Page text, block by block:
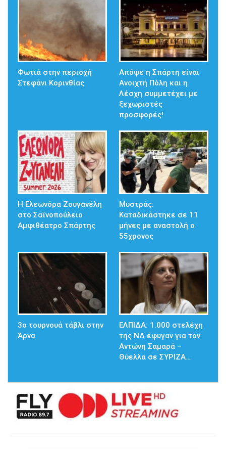
Φωτιά στην περιοχή
Στεφάνι Κορινθίας
Απόψε η Σπάρτη είναι
Ανοιχτή Πόλη και η
Λέσχη συμμετέχει με
ξεχωριστές
προσφορές!
Η Ελεωνόρα Ζουγανέλη
στο Σαϊνοπούλειο
Αμφιθέατρο Σπάρτης
Μυστράς:
Καταδικάστηκε σε 11
μήνες με αναστολή ο
55χρονος
3ο τουρνουά τάβλι στην
Άρνα
ΕΛΠΙΔΑ: 1.000 στελέχη
της ΝΔ έφυγαν για τον
Αντώνη Σαμαρά –
Θύελλα σε ΣΥΡΙΖΑ…